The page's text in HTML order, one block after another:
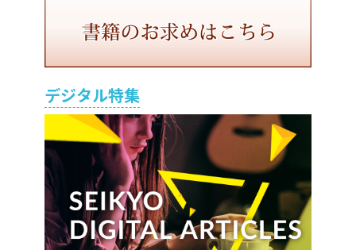
デジタル特集